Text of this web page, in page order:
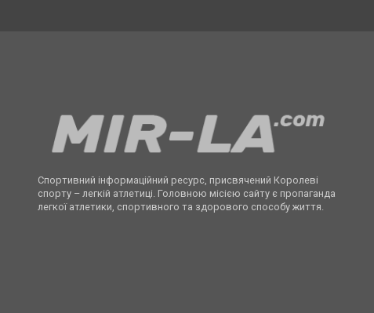
Спортивний інформаційний ресурс, присвячений Королеві
спорту – легкій атлетиці. Головною місією сайту є пропаганда
легкої атлетики, спортивного та здорового способу життя.